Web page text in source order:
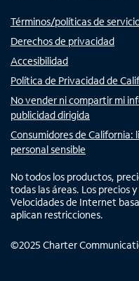
Términos/políticas de
Derechos de privacidad
Accesibilidad
Política de Privacidad de
No vender ni compartir mi
publicidad dirigida
Consumidores de California:
personal sensible
No todos los productos,
todas las áreas. Los precios
Velocidades de Internet
aplican restricciones.
©2025 Charter